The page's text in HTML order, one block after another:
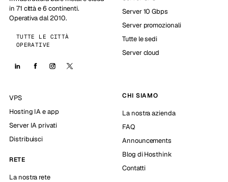
in 71 città e 6 continenti.
Operativa dal 2010.
TUTTE LE CITTÀ
OPERATIVE
Server 10 Gbps
Server promozionali
Tutte le sedi
Server cloud
VPS
Hosting IA e app
Server IA privati
Distribuisci
RETE
La nostra rete
CHI SIAMO
La nostra azienda
FAQ
Announcements
Blog di Hosthink
Contatti